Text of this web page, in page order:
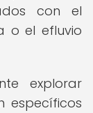
con el
o el efluvio
explorar
específicos